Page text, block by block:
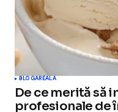
BLOGAREALA
De ce merită să
profesionale de